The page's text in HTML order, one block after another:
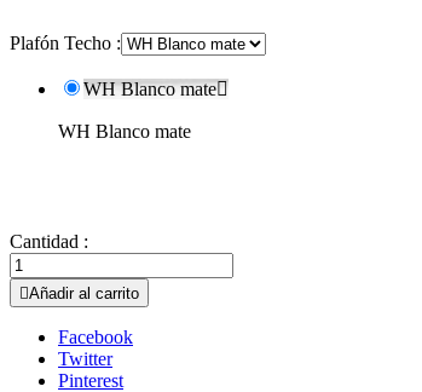
Plafón Techo :
WH Blanco mate
WH Blanco mate
Cantidad :
Añadir al carrito
Facebook
Twitter
Pinterest